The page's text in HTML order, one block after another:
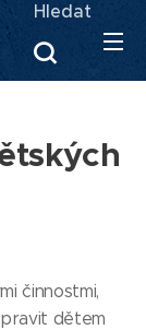
Hledat
činnostmi,
dětem